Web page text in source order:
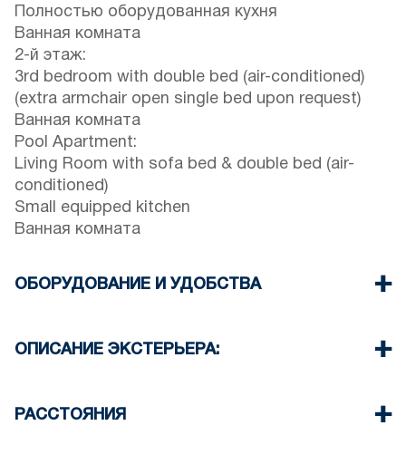
Полностью оборудованная кухня
Ванная комната
2-й этаж:
3rd bedroom with double bed (air-conditioned)
(extra armchair open single bed upon request)
Ванная комната
Pool Apartment:
Living Room with sofa bed & double bed (air-
conditioned)
Small equipped kitchen
Ванная комната
ОБОРУДОВАНИЕ И УДОБСТВА
Четыре кондиционера
Посудомоечная машина
ОПИСАНИЕ ЭКСТЕРЬЕРА:
The property provides two set of sunbeds and an
РАССТОЯНИЯ